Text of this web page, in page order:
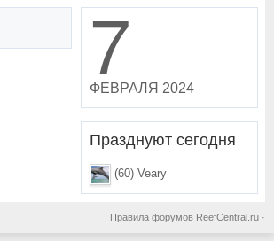
7
ФЕВРАЛЯ 2024
Празднуют сегодня
(60) Veary
Правила форумов ReefCentral.ru ·